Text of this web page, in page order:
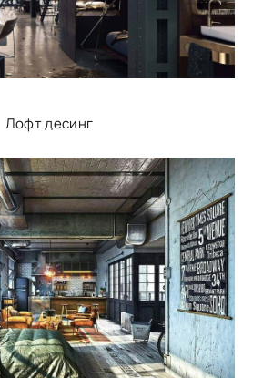
Лофт десинг